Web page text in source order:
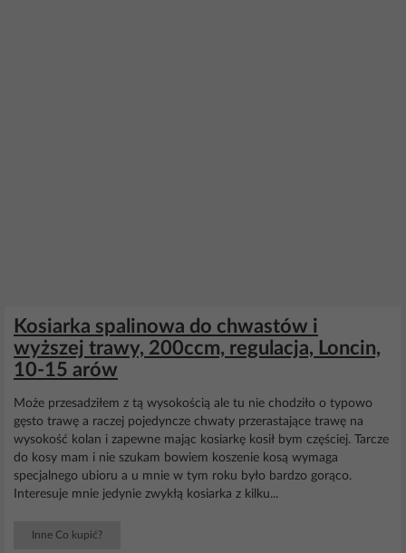
Kosiarka spalinowa do chwastów i
wyższej trawy, 200ccm, regulacja, Loncin,
10-15 arów
Może przesadziłem z tą wysokością ale tu nie chodziło o typowo
gęsto trawę a raczej pojedyncze chwaty przerastające trawę na
wysokość kolan i zapewne mając kosiarkę kosił bym częściej. Tarcze
do kosy mam i nie szukam bowiem koszenie kosą wymaga
specjalnego ubioru a u mnie w tym roku było bardzo gorąco.
Interesuje mnie jedynie zwykłą kosiarka z kilku...
Inne Co kupić?